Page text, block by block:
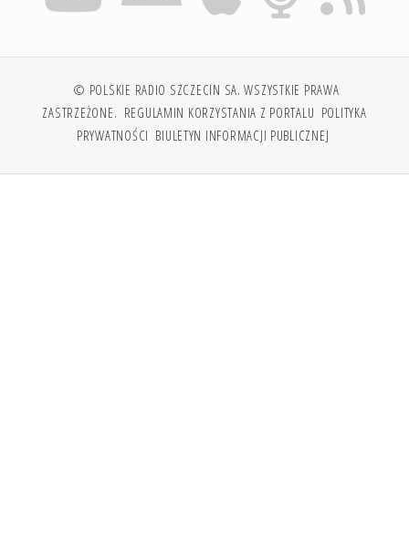
© POLSKIE RADIO SZCZECIN SA. WSZYSTKIE PRAWA
ZASTRZEŻONE. REGULAMIN KORZYSTANIA Z PORTALU POLITYKA
PRYWATNOŚCI BIULETYN INFORMACJI PUBLICZNEJ